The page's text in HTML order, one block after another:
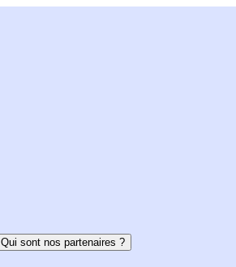
Qui sont nos partenaires ?